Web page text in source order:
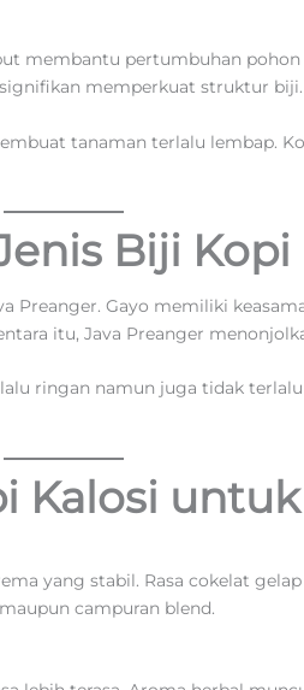
membantu pertumbuhan
memperkuat struktur biji.
tanaman terlalu lembap.
Biji Kopi
Preanger. Gayo memiliki
itu, Java Preanger
ringan namun juga tidak
Kalosi
yang stabil. Rasa cokelat
campuran blend.